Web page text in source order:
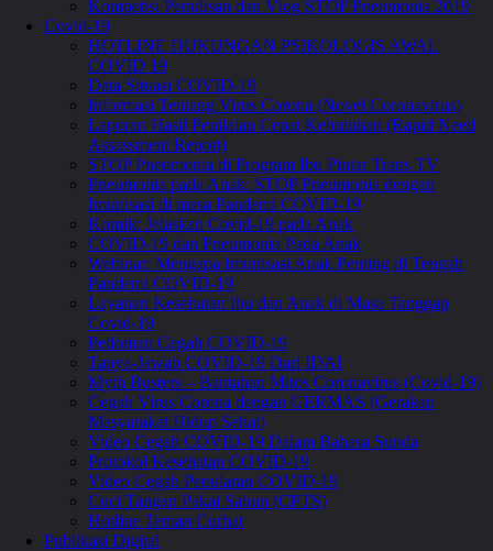
Kompetisi Penulisan dan Vlog STOP Pneumonia 2019
Covid-19
HOTLINE DUKUNGAN PSIKOLOGIS AWAL
COVID 19
Data Situasi COVID-19
Informasi Tentang Virus Corona (Novel Coronavirus)
Laporan Hasil Penilaian Cepat Kebutuhan (Rapid Need
Assassment Report)
STOP Pneumonia di Program Ibu Pintar Trans TV
Pneumonia pada Anak: STOP Pneumonia dengan
Imunisasi di masa Pandemi COVID-19
Komik: Jelaskan Covid-19 pada Anak
COVID-19 dan Pneumonia Pada Anak
Webinar: Mengapa Imunisasi Anak Penting di Tengah
Pandemi COVID-19
Layanan Kesehatan Ibu dan Anak di Masa Tanggap
Covid-19
Pedoman Cegah COVID-19
Tanya-Jawab COVID-19 Dari IDAI
Myth Busters – Bantahan Mitos Coronavirus (Covid-19)
Cegah Virus Corona dengan GERMAS (Gerakan
Masyarakat Hidup Sehat)
Video Cegah COVID-19 Dalam Bahasa Sunda
Protokol Kesehatan COVID-19
Video Cegah Penularan COVID-19
Cuci Tangan Pakai Sabun (CPTS)
Hotline Teman Curhat
Publikasi Digital